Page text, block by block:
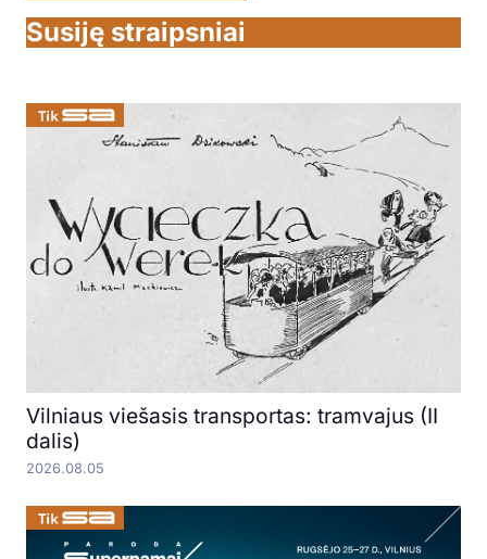
Susiję straipsniai
Vilniaus viešasis transportas: tramvajus (II
dalis)
2026.08.05